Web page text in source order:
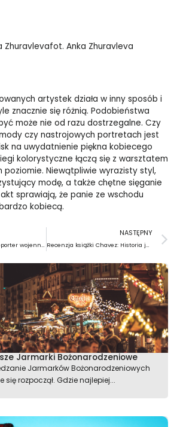
fot. Anka Zhuravleva
artystek działa w inny sposób i
znacznie się różnią. Podobieństwa
może nie od razu dostrzegalne. Czy
czy nastrojowych portretach jest
na uwydatnienie piękna kobiecego
kolorystyczne łączą się z warsztatem
poziomie. Niewątpliwie wyrazisty styl,
modę, a także chętne sięganie
sprawiają, że panie ze wschodu
kobiecą.
Mariusz Zawadzki, reporter wojenny: Polski terrorysta w Iraku
NASTĘPNY
Recenzja książki Chavez: Historia jednej prezydentury
Jarmarki Bożonarodzeniowe
Jarmarków Bożonarodzeniowych
się rozpoczął. Gdzie najlepiej...